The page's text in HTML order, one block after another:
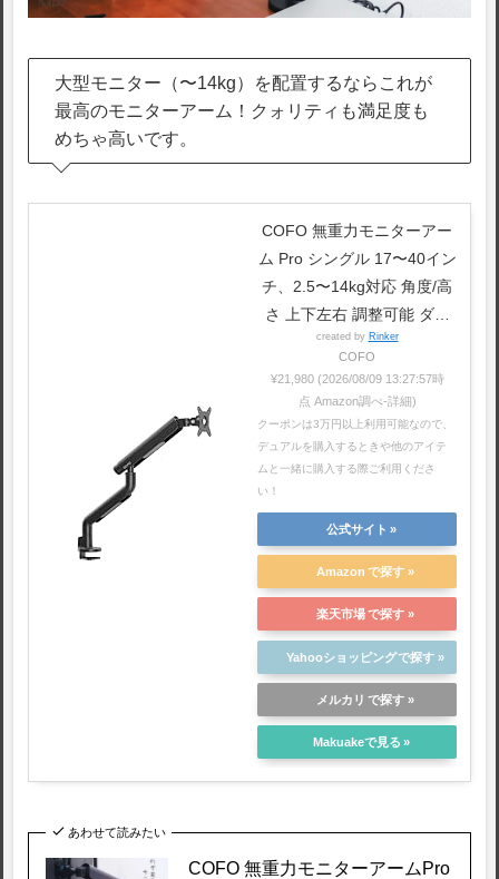
大型モニター（〜14kg）を配置するならこれが
最高のモニターアーム！クォリティも満足度も
めちゃ高いです。
COFO 無重力モニターアー
ム Pro シングル 17〜40イン
チ、2.5〜14kg対応 角度/高
さ 上下左右 調整可能 ダブ
ルメカニカルスプリング式
デスク設置用 スチール アル
ミ合金製 (ブラック)
created by Rinker
COFO
¥21,980 (2026/08/09 13:27:57時
点 Amazon調べ-詳細)
クーポンは3万円以上利用可能なので、
デュアルを購入するときや他のアイテ
ムと一緒に購入する際ご利用くださ
い！
公式サイト
Amazon
楽天市場
Yahooショッピング
メルカリ
Makuakeで見る
あわせて読みたい
COFO 無重力モニターアームPro